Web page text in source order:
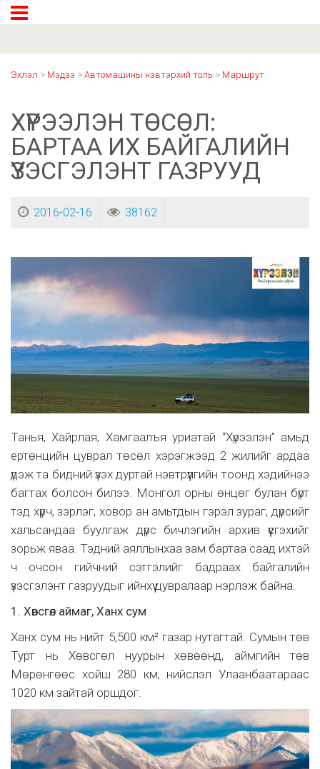
Эхлэл > Мэдээ > Автомашины нэвтэрхий толь > Маршрут
ХҮРЭЭЛЭН ТӨСӨЛ:
БАРТАА ИХ БАЙГАЛИЙН
ҮЗЭСГЭЛЭНТ ГАЗРУУД
2016-02-16 38162
Танья, Хайрлая, Хамгаалъя уриатай “Хүрээлэн” амьд
ертөнцийн цуврал төсөл хэрэгжээд 2 жилийг ардаа
үдэж та бидний үзэх дуртай нэвтрүүлгийн тоонд хэдийнээ
багтах болсон билээ. Монгол орны өнцөг булан бүрт
тэд хүрч, зэрлэг, ховор ан амьтдын гэрэл зураг, дүрсийг
хальсандаа буулгаж дүрс бичлэгийн архив үүсгэхийг
зорьж яваа. Тэдний аяллынхаа зам бартаа саад ихтэй
ч очсон гийчний сэтгэлийг бадраах байгалийн
үзэсгэлэнт газруудыг ийнхүү цувралаар нэрлэж байна.
1. Хөвсгөл аймаг, Ханх сум
Ханх сум нь нийт 5,500 км² газар нутагтай. Сумын төв
Турт нь Хөвсгөл нуурын хөвөөнд, аймгийн төв
Мөрөнгөөс хойш 280 км, нийслэл Улаанбаатараас
1020 км зайтай оршдог.